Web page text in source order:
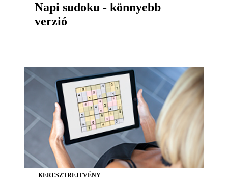
Napi sudoku - könnyebb
verzió
KERESZTREJTVÉNY